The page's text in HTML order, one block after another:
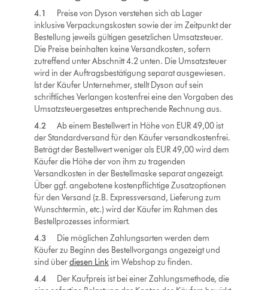
4.1
Preise von Dyson verstehen sich ab Lager
inklusive Verpackungskosten sowie der im Zeitpunkt der
Bestellung jeweils gültigen gesetzlichen Umsatzsteuer.
Die Preise beinhalten keine Versandkosten, sofern
zutreffend unter Abschnitt 4.2 unten. Die Umsatzsteuer
wird in der Auftragsbestätigung separat ausgewiesen.
Ist der Käufer Unternehmer, stellt Dyson auf sein
schriftliches Verlangen kostenfrei eine den Vorgaben des
Umsatzsteuergesetzes entsprechende Rechnung aus.
4.2 Ab einem Bestellwert in Höhe von EUR 49,00 ist
der Standardversand für den Käufer versandkostenfrei.
Beträgt der Bestellwert weniger als EUR 49,00 wird dem
Käufer die Höhe der von ihm zu tragenden
Versandkosten in der Bestellmaske separat angezeigt.
Über ggf. angebotene kostenpflichtige Zusatzoptionen
für den Versand (z.B. Expressversand, Lieferung zum
Wunschtermin, etc.) wird der Käufer im Rahmen des
Bestellprozesses informiert.
4.3
Die möglichen Zahlungsarten werden dem
Käufer zu Beginn des Bestellvorgangs angezeigt und
sind überdiesen Linkim Webshop zu finden.
4.4
Der Kaufpreis ist bei einer Zahlungsmethode, die